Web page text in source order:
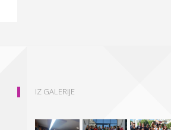
IZ GALERIJE